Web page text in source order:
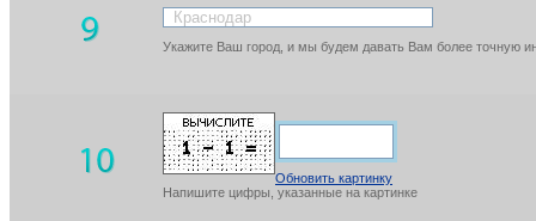
Укажите Ваш город, и мы будем давать Вам более точную
Обновить картинку
Напишите цифры, указанные на картинке